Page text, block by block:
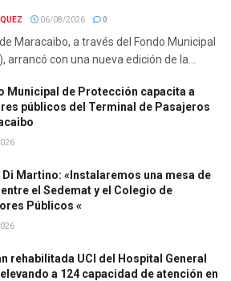
06/08/2026 0
Maracaibo, a través del Fondo Municipal
arrancó con una nueva edición de la...
Municipal de Protección capacita a
públicos del Terminal de Pasajeros
Martino: «Instalaremos una mesa de
el Sedemat y el Colegio de
Públicos «
rehabilitada UCI del Hospital General
a 124 capacidad de atención en